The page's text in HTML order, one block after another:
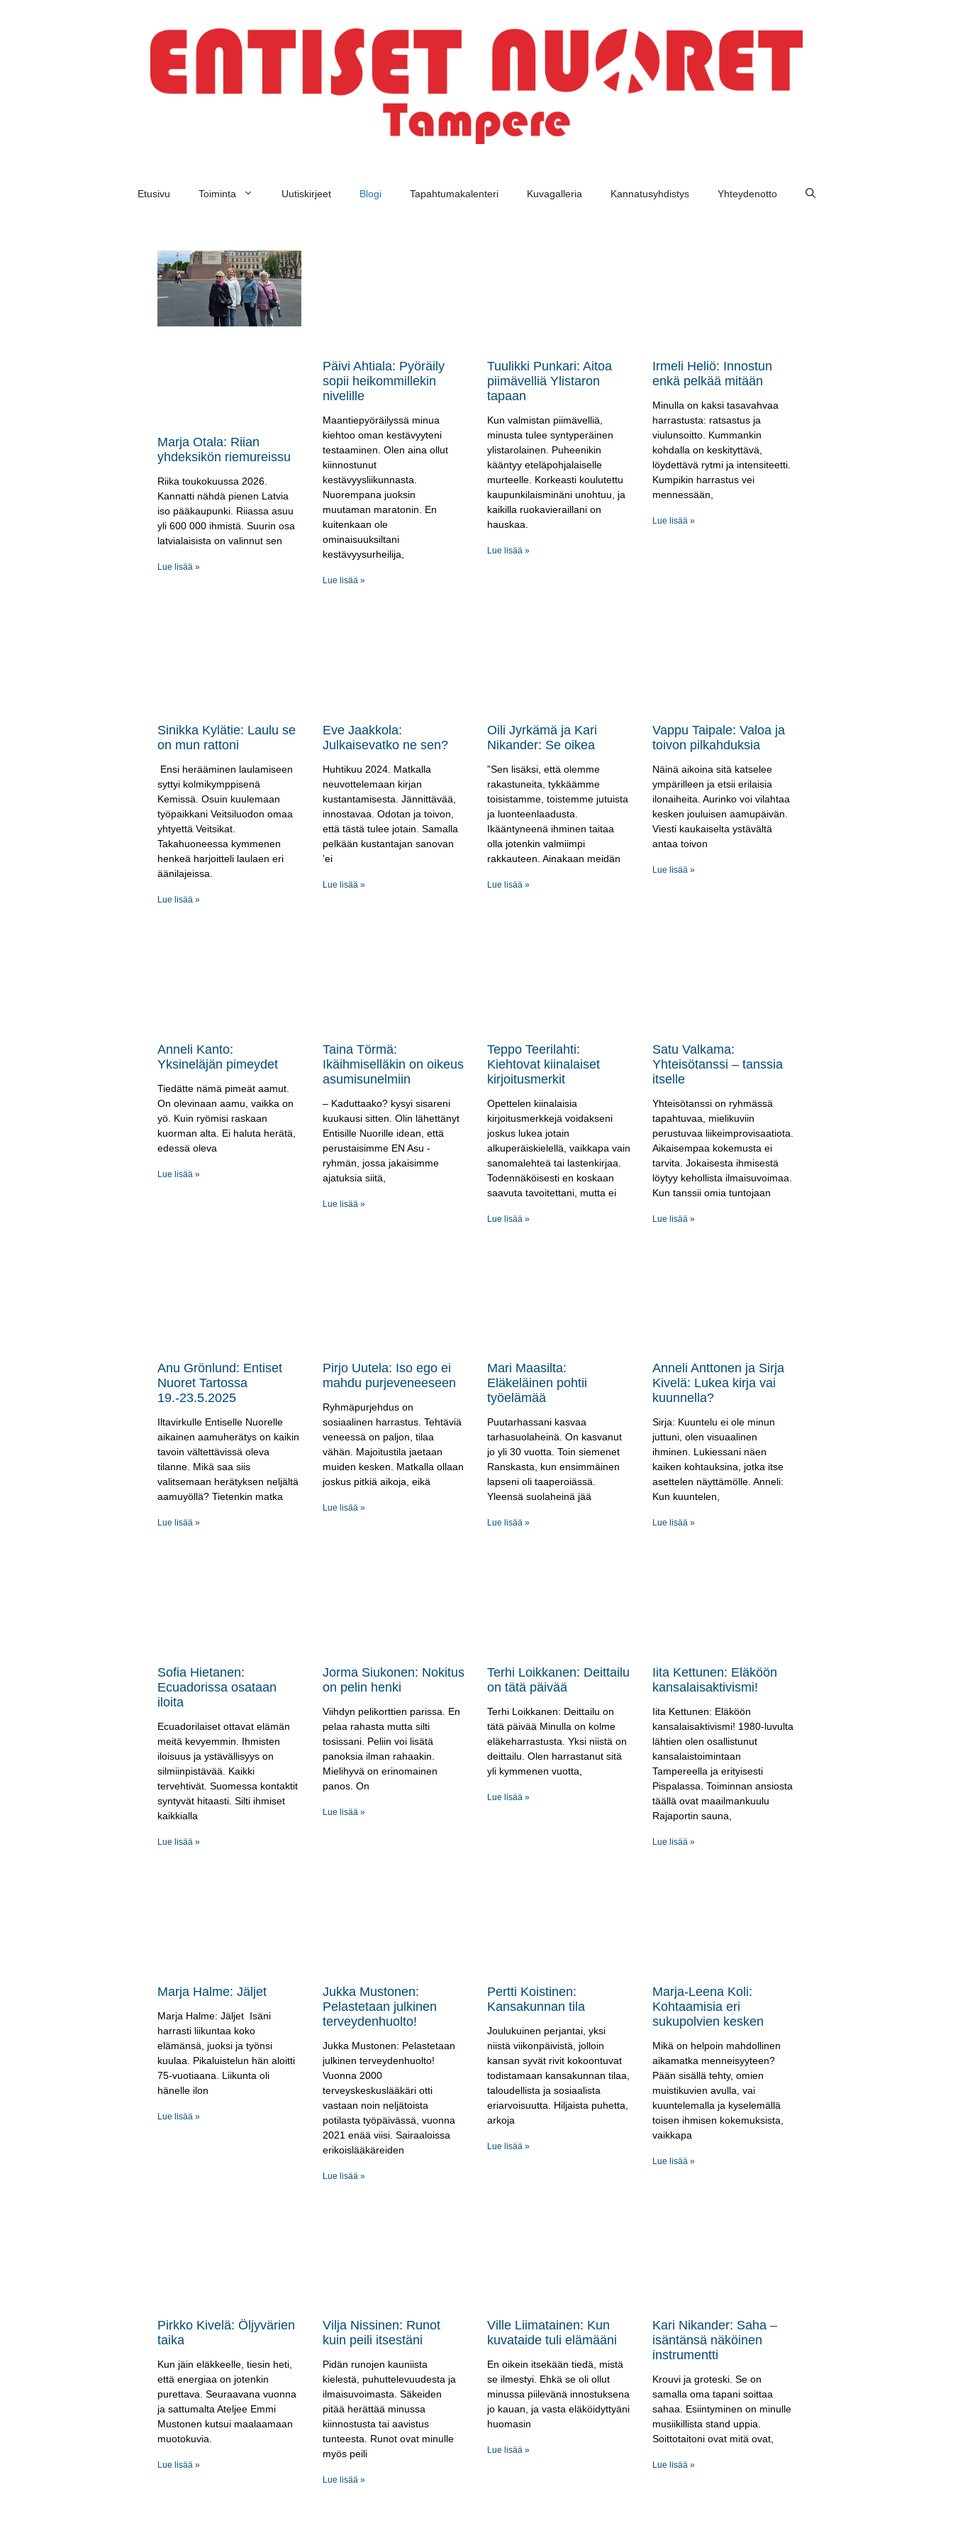
Etusivu Toiminta Uutiskirjeet Blogi Tapahtumakalenteri Kuvagalleria Kannatusyhdistys Yhteydenotto
Marja Otala: Riian
yhdeksikön riemureissu
Riika toukokuussa 2026.
Kannatti nähdä pienen Latvia
iso pääkaupunki. Riiassa asuu
yli 600 000 ihmistä. Suurin osa
latvialaisista on valinnut sen
Lue lisää »
Päivi Ahtiala: Pyöräily
sopii heikommillekin
nivelille
Maantiepyöräilyssä minua
kiehtoo oman kestävyyteni
testaaminen. Olen aina ollut
kiinnostunut
kestävyysliikunnasta.
Nuorempana juoksin
muutaman maratonin. En
kuitenkaan ole
ominaisuuksiltani
kestävyysurheilija,
Lue lisää »
Tuulikki Punkari: Aitoa
piimävelliä Ylistaron
tapaan
Kun valmistan piimävelliä,
minusta tulee syntyperäinen
ylistarolainen. Puheenikin
kääntyy eteläpohjalaiselle
murteelle. Korkeasti koulutettu
kaupunkilaisminäni unohtuu, ja
kaikilla ruokavieraillani on
hauskaa.
Lue lisää »
Irmeli Heliö: Innostun
enkä pelkää mitään
Minulla on kaksi tasavahvaa
harrastusta: ratsastus ja
viulunsoitto. Kummankin
kohdalla on keskityttävä,
löydettävä rytmi ja intensiteetti.
Kumpikin harrastus vei
mennessään,
Lue lisää »
Sinikka Kylätie: Laulu se
on mun rattoni
Ensi herääminen laulamiseen
syttyi kolmikymppisenä
Kemissä. Osuin kuulemaan
työpaikkani Veitsiluodon omaa
yhtyettä Veitsikat.
Takahuoneessa kymmenen
henkeä harjoitteli laulaen eri
äänilajeissa.
Lue lisää »
Eve Jaakkola:
Julkaisevatko ne sen?
Huhtikuu 2024. Matkalla
neuvottelemaan kirjan
kustantamisesta. Jännittävää,
innostavaa. Odotan ja toivon,
että tästä tulee jotain. Samalla
pelkään kustantajan sanovan
’ei
Lue lisää »
Oili Jyrkämä ja Kari
Nikander: Se oikea
”Sen lisäksi, että olemme
rakastuneita, tykkäämme
toisistamme, toistemme jutuista
ja luonteenlaadusta.
Ikääntyneenä ihminen taitaa
olla jotenkin valmiimpi
rakkauteen. Ainakaan meidän
Lue lisää »
Vappu Taipale: Valoa ja
toivon pilkahduksia
Näinä aikoina sitä katselee
ympärilleen ja etsii erilaisia
ilonaiheita. Aurinko voi vilahtaa
kesken jouluisen aamupäivän.
Viesti kaukaiselta ystävältä
antaa toivon
Lue lisää »
Anneli Kanto:
Yksineläjän pimeydet
Tiedätte nämä pimeät aamut.
On olevinaan aamu, vaikka on
yö. Kuin ryömisi raskaan
kuorman alta. Ei haluta herätä,
edessä oleva
Lue lisää »
Taina Törmä:
Ikäihmiselläkin on oikeus
asumisunelmiin
– Kaduttaako? kysyi sisareni
kuukausi sitten. Olin lähettänyt
Entisille Nuorille idean, että
perustaisimme EN Asu -
ryhmän, jossa jakaisimme
ajatuksia siitä,
Lue lisää »
Teppo Teerilahti:
Kiehtovat kiinalaiset
kirjoitusmerkit
Opettelen kiinalaisia
kirjoitusmerkkejä voidakseni
joskus lukea jotain
alkuperäiskielellä, vaikkapa vain
sanomalehteä tai lastenkirjaa.
Todennäköisesti en koskaan
saavuta tavoitettani, mutta ei
Lue lisää »
Satu Valkama:
Yhteisötanssi – tanssia
itselle
Yhteisötanssi on ryhmässä
tapahtuvaa, mielikuviin
perustuvaa liikeimprovisaatiota.
Aikaisempaa kokemusta ei
tarvita. Jokaisesta ihmisestä
löytyy kehollista ilmaisuvoimaa.
Kun tanssii omia tuntojaan
Lue lisää »
Anu Grönlund: Entiset
Nuoret Tartossa
19.-23.5.2025
Iltavirkulle Entiselle Nuorelle
aikainen aamuherätys on kaikin
tavoin vältettävissä oleva
tilanne. Mikä saa siis
valitsemaan herätyksen neljältä
aamuyöllä? Tietenkin matka
Lue lisää »
Pirjo Uutela: Iso ego ei
mahdu purjeveneeseen
Ryhmäpurjehdus on
sosiaalinen harrastus. Tehtäviä
veneessä on paljon, tilaa
vähän. Majoitustila jaetaan
muiden kesken. Matkalla ollaan
joskus pitkiä aikoja, eikä
Lue lisää »
Mari Maasilta:
Eläkeläinen pohtii
työelämää
Puutarhassani kasvaa
tarhasuolaheinä. On kasvanut
jo yli 30 vuotta. Toin siemenet
Ranskasta, kun ensimmäinen
lapseni oli taaperoiässä.
Yleensä suolaheinä jää
Lue lisää »
Anneli Anttonen ja Sirja
Kivelä: Lukea kirja vai
kuunnella?
Sirja: Kuuntelu ei ole minun
juttuni, olen visuaalinen
ihminen. Lukiessani näen
kaiken kohtauksina, jotka itse
asettelen näyttämölle. Anneli:
Kun kuuntelen,
Lue lisää »
Sofia Hietanen:
Ecuadorissa osataan
iloita
Ecuadorilaiset ottavat elämän
meitä kevyemmin. Ihmisten
iloisuus ja ystävällisyys on
silmiinpistävää. Kaikki
tervehtivät. Suomessa kontaktit
syntyvät hitaasti. Silti ihmiset
kaikkialla
Lue lisää »
Jorma Siukonen: Nokitus
on pelin henki
Viihdyn pelikorttien parissa. En
pelaa rahasta mutta silti
tosissani. Peliin voi lisätä
panoksia ilman rahaakin.
Mielihyvä on erinomainen
panos. On
Lue lisää »
Terhi Loikkanen: Deittailu
on tätä päivää
Terhi Loikkanen: Deittailu on
tätä päivää Minulla on kolme
eläkeharrastusta. Yksi niistä on
deittailu. Olen harrastanut sitä
yli kymmenen vuotta,
Lue lisää »
Iita Kettunen: Eläköön
kansalaisaktivismi!
Iita Kettunen: Eläköön
kansalaisaktivismi! 1980-luvulta
lähtien olen osallistunut
kansalaistoimintaan
Tampereella ja erityisesti
Pispalassa. Toiminnan ansiosta
täällä ovat maailmankuulu
Rajaportin sauna,
Lue lisää »
Marja Halme: Jäljet
Marja Halme: Jäljet Isäni
harrasti liikuntaa koko
elämänsä, juoksi ja työnsi
kuulaa. Pikaluistelun hän aloitti
75-vuotiaana. Liikunta oli
hänelle ilon
Lue lisää »
Jukka Mustonen:
Pelastetaan julkinen
terveydenhuolto!
Jukka Mustonen: Pelastetaan
julkinen terveydenhuolto!
Vuonna 2000
terveyskeskuslääkäri otti
vastaan noin neljätoista
potilasta työpäivässä, vuonna
2021 enää viisi. Sairaaloissa
erikoislääkäreiden
Lue lisää »
Pertti Koistinen:
Kansakunnan tila
Joulukuinen perjantai, yksi
niistä viikonpäivistä, jolloin
kansan syvät rivit kokoontuvat
todistamaan kansakunnan tilaa,
taloudellista ja sosiaalista
eriarvoisuutta. Hiljaista puhetta,
arkoja
Lue lisää »
Marja-Leena Koli:
Kohtaamisia eri
sukupolvien kesken
Mikä on helpoin mahdollinen
aikamatka menneisyyteen?
Pään sisällä tehty, omien
muistikuvien avulla, vai
kuuntelemalla ja kyselemällä
toisen ihmisen kokemuksista,
vaikkapa
Lue lisää »
Pirkko Kivelä: Öljyvärien
taika
Kun jäin eläkkeelle, tiesin heti,
että energiaa on jotenkin
purettava. Seuraavana vuonna
ja sattumalta Ateljee Emmi
Mustonen kutsui maalaamaan
muotokuvia.
Lue lisää »
Vilja Nissinen: Runot
kuin peili itsestäni
Pidän runojen kauniista
kielestä, puhuttelevuudesta ja
ilmaisuvoimasta. Säkeiden
pitää herättää minussa
kiinnostusta tai aavistus
tunteesta. Runot ovat minulle
myös peili
Lue lisää »
Ville Liimatainen: Kun
kuvataide tuli elämääni
En oikein itsekään tiedä, mistä
se ilmestyi. Ehkä se oli ollut
minussa piilevänä innostuksena
jo kauan, ja vasta eläköidyttyäni
huomasin
Lue lisää »
Kari Nikander: Saha –
isäntänsä näköinen
instrumentti
Krouvi ja groteski. Se on
samalla oma tapani soittaa
sahaa. Esiintyminen on minulle
musiikillista stand uppia.
Soittotaitoni ovat mitä ovat,
Lue lisää »